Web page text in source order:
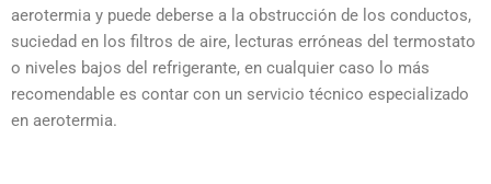
aerotermia y puede deberse a la obstrucción de los conductos,
suciedad en los filtros de aire, lecturas erróneas del termostato
o niveles bajos del refrigerante, en cualquier caso lo más
recomendable es contar con un servicio técnico especializado
en aerotermia.